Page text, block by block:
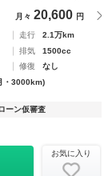
月々 20,600 円
走行
2.1万km
排気
1500cc
修復
なし
・3000km)
ローン仮審査
お気に入り